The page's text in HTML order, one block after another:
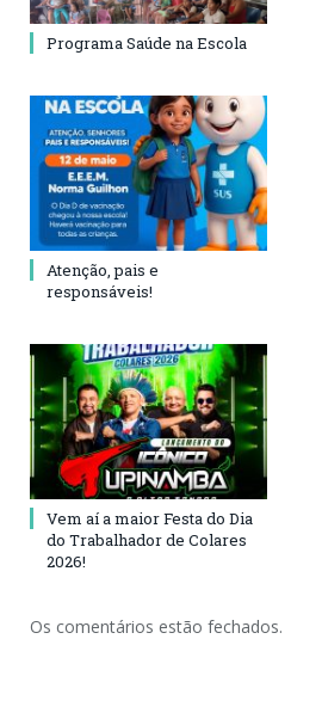
Programa Saúde na Escola
Atenção, pais e
responsáveis!
Vem aí a maior Festa do Dia
do Trabalhador de Colares
2026!
Os comentários estão fechados.